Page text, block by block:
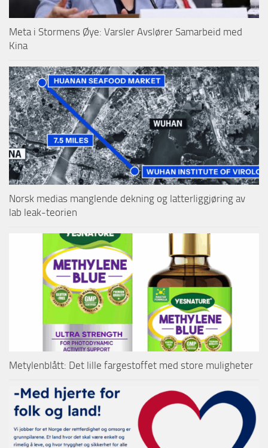
Meta i Stormens Øye: Varsler Avslører Samarbeid med
Kina
Norsk medias manglende dekning og latterliggjøring av
lab leak-teorien
Metylenblått: Det lille fargestoffet med store muligheter